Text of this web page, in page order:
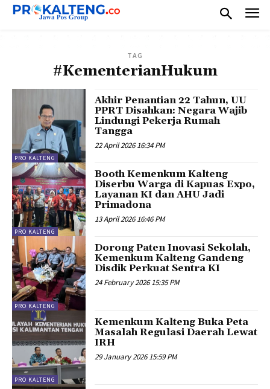
TAG
#KementerianHukum
PRO KALTENG
Akhir Penantian 22 Tahun, UU
PPRT Disahkan: Negara Wajib
Lindungi Pekerja Rumah
Tangga
22 April 2026 16:34 PM
PRO KALTENG
Booth Kemenkum Kalteng
Diserbu Warga di Kapuas Expo,
Layanan KI dan AHU Jadi
Primadona
13 April 2026 16:46 PM
PRO KALTENG
Dorong Paten Inovasi Sekolah,
Kemenkum Kalteng Gandeng
Disdik Perkuat Sentra KI
24 February 2026 15:35 PM
PRO KALTENG
Kemenkum Kalteng Buka Peta
Masalah Regulasi Daerah Lewat
IRH
29 January 2026 15:59 PM